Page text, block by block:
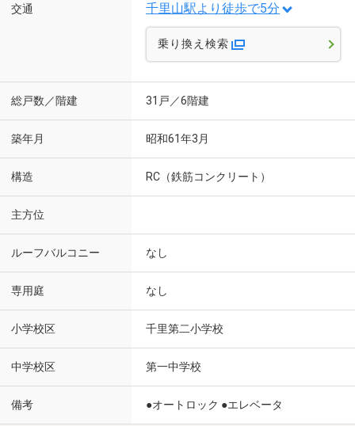
交通 千里山駅より徒歩で5分
乗り換え検索
総戸数／階建 31戸／6階建
築年月 昭和61年3月
構造 RC（鉄筋コンクリート）
主方位
ルーフバルコニー なし
専用庭 なし
小学校区 千里第二小学校
中学校区 第一中学校
備考 ●オートロック ●エレベータ